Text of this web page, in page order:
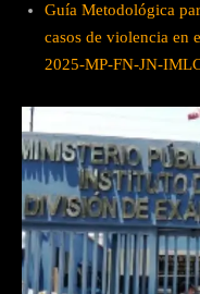
Guía Metodológica
casos de violencia en
2025-MP-FN-JN-